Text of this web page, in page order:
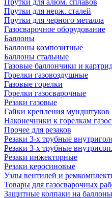
Прутки для алюм. сплавов
Прутки для нерж. сталей
Прутки для черного металла
Газосварочное оборудование
Баллоны
Баллоны композитные
Баллоны стальные
Газовые баллончики и
Горелки газовоздушные
Газовые горелки
Горелки газосварочные
Резаки газовые
Гайки крепления мундштуков
Наконечники к горелкам
Прочее для резаков
Резаки 3-х трубные
Резаки 3-х трубные
Резаки инжекторные
Резаки керосиновые
Узлы вентилей и
Товары для газосварочных
Защитные колпаки на баллоны